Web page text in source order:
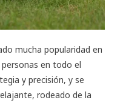
mucha popularidad en
en todo el
y precisión, y se
rodeado de la